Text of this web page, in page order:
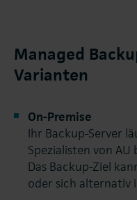
Managed
Varianten
On-Premise
Ihr Backup-Server
Spezialisten von
Das Backup-Ziel
oder sich alternativ